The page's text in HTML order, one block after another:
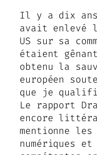
Il y a dix
avait enlevé
US sur sa
étaient
obtenu la
européen
que je
Le rapport
encore
mentionne
numériques